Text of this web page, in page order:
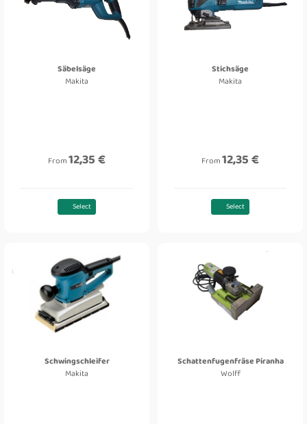
Säbelsäge
Makita
From12,35 €
Select
Stichsäge
Makita
From12,35 €
Select
Schwingschleifer
Makita
Schattenfugenfräse Piranha
Wolff